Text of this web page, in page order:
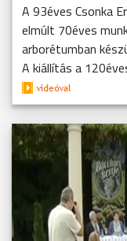
A 93éves Csonka
elmúlt 70éves
arborétumban
A kiállítás a